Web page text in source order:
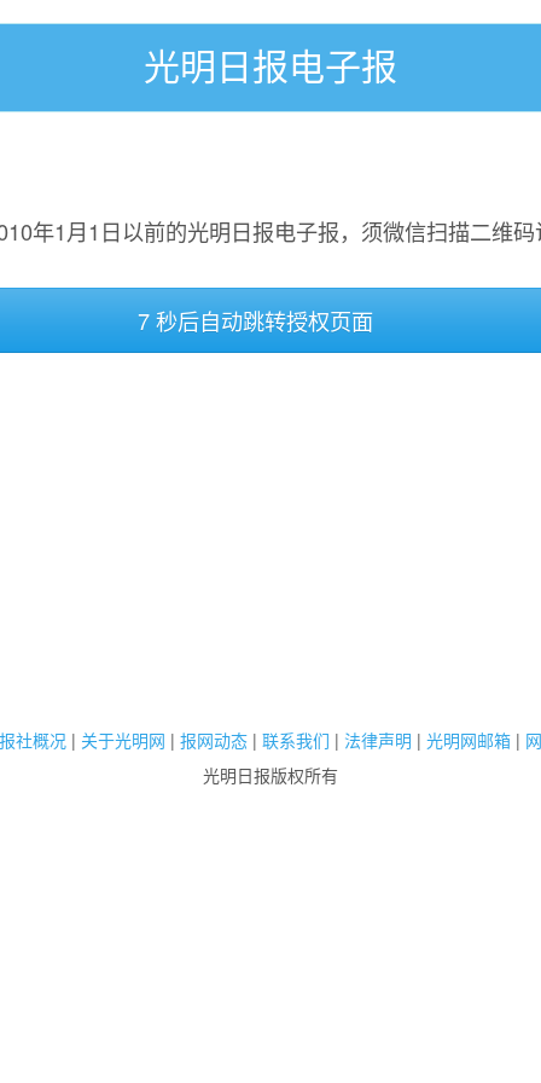
光明日报电子报
年1月1日以前的光明日报电子报，须微信扫描二维
7 秒后自动跳转授权页面
社概况 | 关于光明网 | 报网动态 | 联系我们 | 法律声明 | 光明网邮箱 |
光明日报版权所有